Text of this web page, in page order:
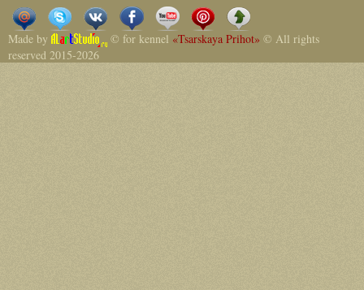
Made by © for kennel «Tsarskaya Prihot» © All rights
reserved 2015-2026